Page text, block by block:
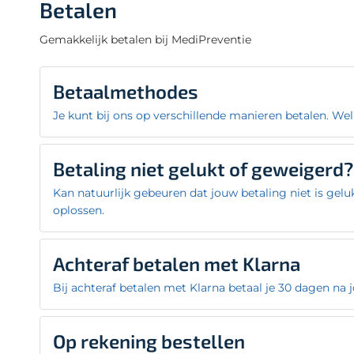
Betalen
Gemakkelijk betalen bij MediPreventie
Betaalmethodes
Je kunt bij ons op verschillende manieren betalen.
Betaalmethode
iDeal Op
KBC/CPC
Belfius Op
Bankoverschrijving* Op
Credit card
Betaling niet gelukt of geweigerd?
Kan natuurlijk gebeuren dat jouw betaling niet is
oplossen.
Betaling niet gelukt?
Is jouw betaling via iDeal, Bancontact, KBC/CPC of
jouw bankrekening is afgeschreven of niet. Is dit
plaatsen. Jouw eerdere, niet gelukte bestelling
Is de betaling wel van jouw bankrekening
Achteraf betalen met Klarna
Bij achteraf betalen met Klarna betaal je 30 dagen na
Nederland, België en Duitsland.
Op rekening bestellen